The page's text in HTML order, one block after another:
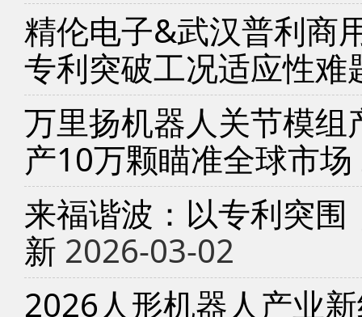
精伦电子&武汉普利商
专利突破工况适应性难
万里扬机器人关节模
产10万颗瞄准全球市场
来福谐波：以专利突
新 2026-03-02
2026人形机器人产业